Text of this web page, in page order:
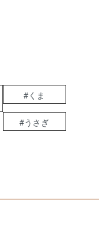
#くま
#うさぎ